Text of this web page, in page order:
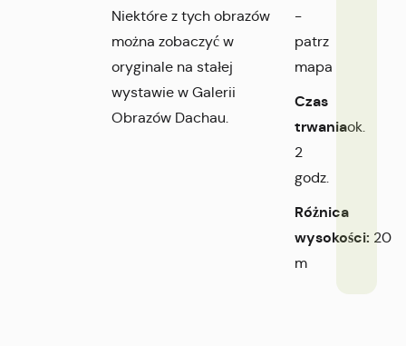
Niektóre z tych obrazów
można zobaczyć w
oryginale na stałej
wystawie w Galerii
Obrazów Dachau.
-
patrz
mapa
Czas
trwaniaok.
2
godz.
Różnica
wysokości: 20
m